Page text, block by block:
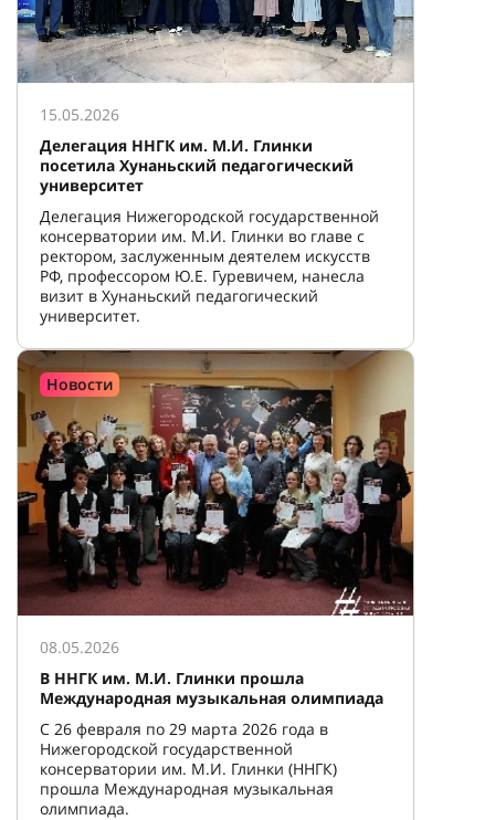
15.05.2026
Делегация ННГК им. М.И. Глинки
посетила Хунаньский педагогический
университет
Делегация Нижегородской государственной
консерватории им. М.И. Глинки во главе с
ректором, заслуженным деятелем искусств
РФ, профессором Ю.Е. Гуревичем, нанесла
визит в Хунаньский педагогический
университет.
Новости
08.05.2026
В ННГК им. М.И. Глинки прошла
Международная музыкальная олимпиада
С 26 февраля по 29 марта 2026 года в
Нижегородской государственной
консерватории им. М.И. Глинки (ННГК)
прошла Международная музыкальная
олимпиада.